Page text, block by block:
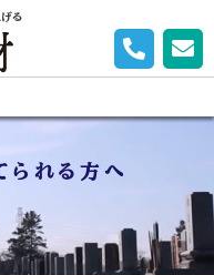
る
られる方へ